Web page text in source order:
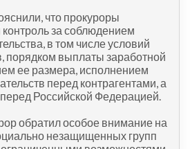
что прокуроры
за соблюдением
в том числе условий
порядком выплаты заработной
ее размера, исполнением
перед контрагентами, а
Российской Федерацией.
обратил особое внимание на
незащищенных групп